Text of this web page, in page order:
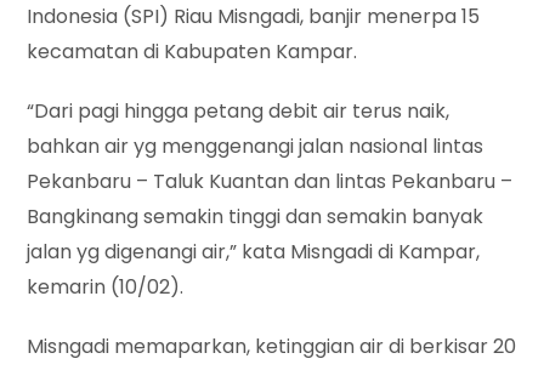
Indonesia (SPI) Riau Misngadi, banjir menerpa 15
kecamatan di Kabupaten Kampar.
“Dari pagi hingga petang debit air terus naik,
bahkan air yg menggenangi jalan nasional lintas
Pekanbaru – Taluk Kuantan dan lintas Pekanbaru –
Bangkinang semakin tinggi dan semakin banyak
jalan yg digenangi air,” kata Misngadi di Kampar,
kemarin (10/02).
Misngadi memaparkan, ketinggian air di berkisar 20